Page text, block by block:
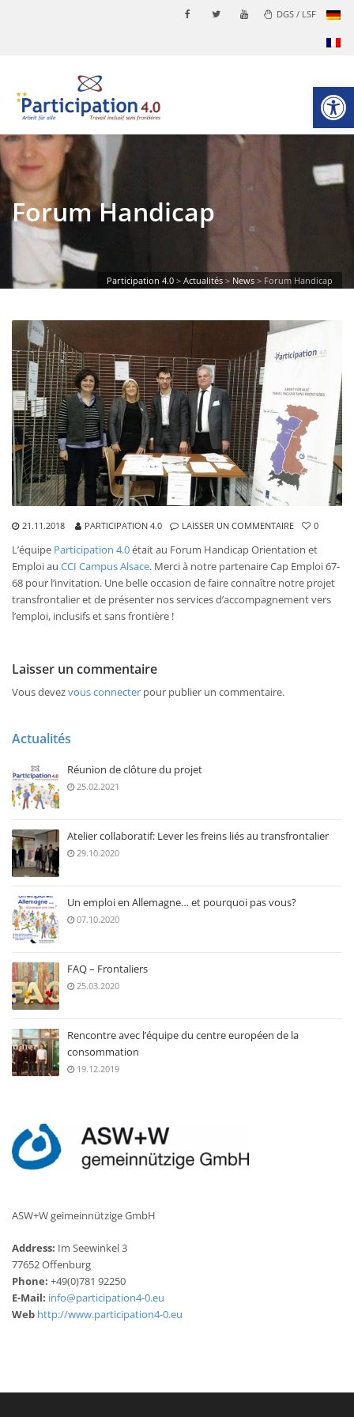
Ouvrir
DGS / LSF
Forum Handicap
Participation 4.0 > Actualités > News > Forum Handicap
21.11.2018 PARTICIPATION 4.0 LAISSER UN COMMENTAIRE 0
L’équipe Participation 4.0était au Forum Handicap Orientation et
Emploi au CCI Campus Alsace. Merci à notre partenaire Cap Emploi 67-
68 pour l’invitation. Une belle occasion de faire connaître notre projet
transfrontalier et de présenter nos services d’accompagnement vers
l’emploi, inclusifs et sans frontière !
Laisser un commentaire
Vous devezvous connecter pour publier un commentaire.
Actualités
Réunion de clôture du projet
25.02.2021
Atelier collaboratif: Lever les freins liés au transfrontalier
29.10.2020
Un emploi en Allemagne… et pourquoi pas vous?
07.10.2020
FAQ – Frontaliers
25.03.2020
Rencontre avec l’équipe du centre européen de la
consommation
19.12.2019
ASW+W geimeinnützige GmbH
Address: Im Seewinkel 3
77652 Offenburg
Phone: +49(0)781 92250
E-Mail: info@participation4-0.eu
Web http://www.participation4-0.eu